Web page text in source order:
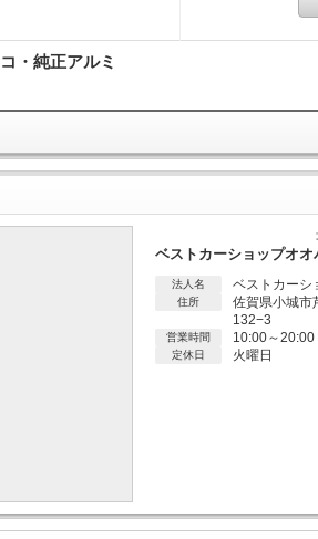
・純正アルミ
ベストカーショップオオ
法人名 ベストカーシ
住所
佐賀県小城市
132−3
営業時間 10:00～20:00
定休日 火曜日